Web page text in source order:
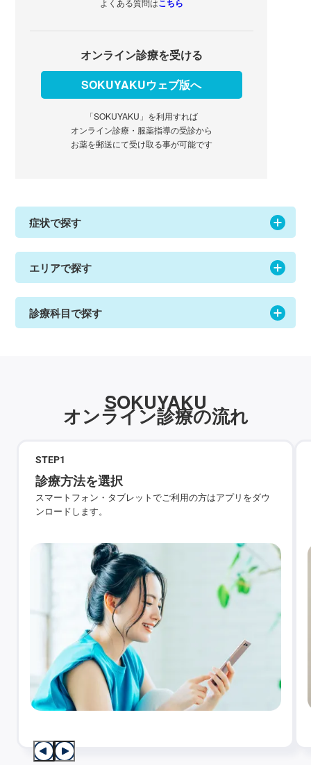
よくある質問はこちら
オンライン診療を受ける
SOKUYAKUウェブ版へ
「SOKUYAKU」を利用すれば
オンライン診療・服薬指導の受診から
お薬を郵送にて受け取る事が可能です
症状で探す
エリアで探す
診療科目で探す
SOKUYAKU
オンライン診療の流れ
STEP1
診療方法を選択
スマートフォン・タブレットでご利用の方はアプリをダウ
ンロードします。